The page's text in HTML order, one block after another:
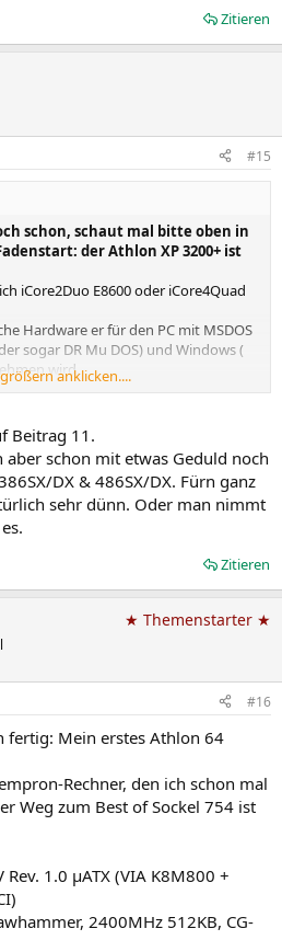
Zitieren
#15
schon, schaut mal bitte oben in
der Athlon XP 3200+ ist
iCore2Duo E8600 oder iCore4Quad
Hardware er für den PC mit MSDOS
sogar DR Mu DOS) und Windows (
wird.
für 386SX, 386D, 486SX sind heute
schon mit WIN95a genutzt … . Aber er
wo er mit was in 3 Jahren ist.
Glück und noch mehr Erfolg.
anklicken....
Beitrag 11.
aber schon mit etwas Geduld noch
DX & 486SX/DX. Fürn ganz
sehr dünn. Oder man nimmt
Zitieren
★ Themenstarter ★
#16
fertig: Mein erstes Athlon 64
Rechner, den ich schon mal
Weg zum Best of Sockel 754 ist
1.0 µATX (VIA K8M800 +
2400MHz 512KB, CG-